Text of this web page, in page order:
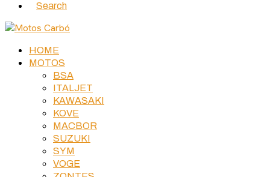
Search
HOME
MOTOS
BSA
ITALJET
KAWASAKI
KOVE
MACBOR
SUZUKI
SYM
VOGE